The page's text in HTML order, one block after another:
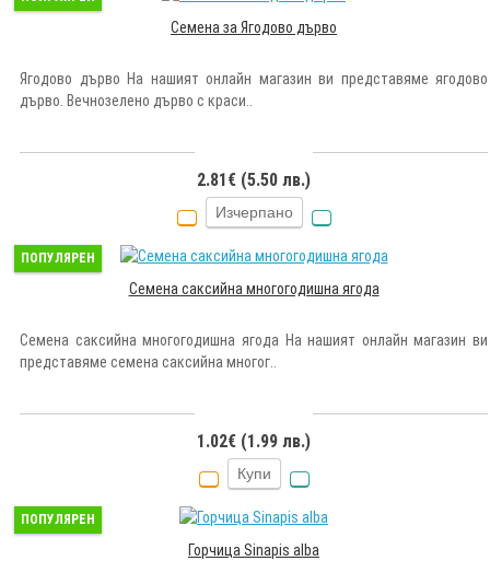
Семена за Ягодово дърво
Ягодово дърво На нашият онлайн магазин ви представяме ягодово
дърво. Вечнозелено дърво с краси..
2.81€ (5.50 лв.)
Изчерпано
ПОПУЛЯРЕН
Семена саксийна многогодишна ягода
Семена саксийна многогодишна ягода На нашият онлайн магазин ви
представяме семена саксийна многог..
1.02€ (1.99 лв.)
Купи
ПОПУЛЯРЕН
Горчица Sinapis alba